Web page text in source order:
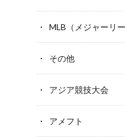
MLB（メジャーリー
その他
アジア競技大会
アメフト